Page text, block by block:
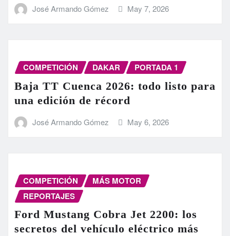
José Armando Gómez May 7, 2026
COMPETICIÓN DAKAR PORTADA 1
Baja TT Cuenca 2026: todo listo para
una edición de récord
José Armando Gómez May 6, 2026
COMPETICIÓN
MÁS MOTOR
REPORTAJES
Ford Mustang Cobra Jet 2200: los
secretos del vehículo eléctrico más